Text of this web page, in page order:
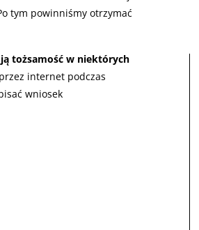
tym powinniśmy otrzymać
tożsamość w niektórych
internet podczas
wniosek